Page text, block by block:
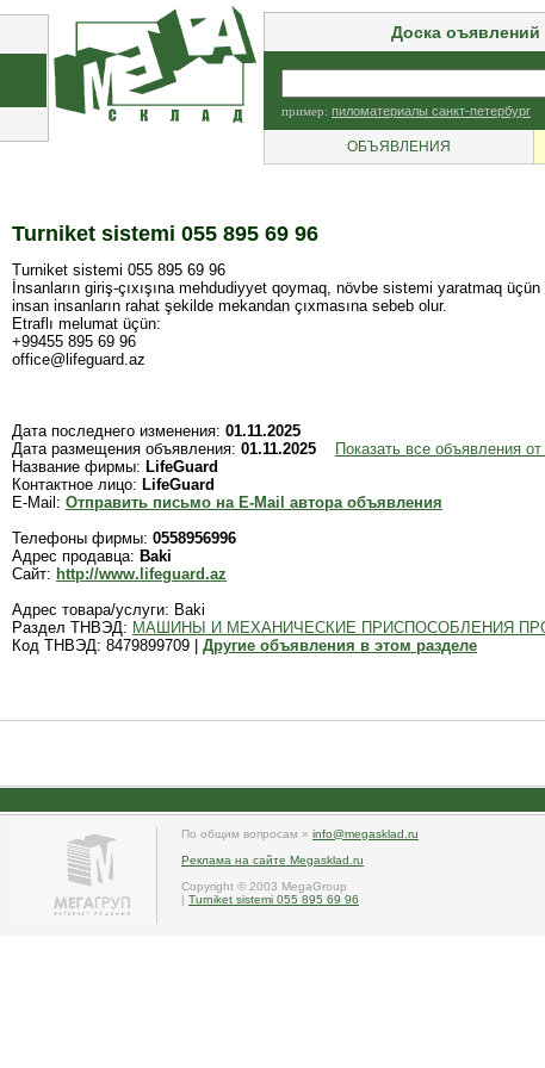
Доска оъявлений
пример: пиломатериалы санкт-петербург
ОБЪЯВЛЕНИЯ
Turniket sistemi 055 895 69 96
Turniket sistemi 055 895 69 96
İnsanların giriş-çıxışına mehdudiyyet qoymaq, növbe sistemi yaratmaq
insan insanların rahat şekilde mekandan çıxmasına sebeb olur.
Etraflı melumat üçün:
+99455 895 69 96
office@lifeguard.az
Дата последнего изменения: 01.11.2025
Дата размещения объявления: 01.11.2025
Показать все объявления
Название фирмы: LifeGuard
Контактное лицо: LifeGuard
E-Mail: Отправить письмо на E-Mail автора объявления
Телефоны фирмы: 0558956996
Адрес продавца: Baki
Сайт: http://www.lifeguard.az
Адрес товара/услуги: Baki
Раздел ТНВЭД: МАШИНЫ И МЕХАНИЧЕСКИЕ ПРИСПОСОБЛЕНИЯ
Код ТНВЭД: 8479899709 | Другие объявления в этом разделе
По общим вопросам » info@megasklad.ru
Реклама на сайте Megasklad.ru
Copyright © 2003 MegaGroup
| Turniket sistemi 055 895 69 96